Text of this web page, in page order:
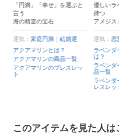
「円満」「幸せ」を運ぶと
言う
海の精霊の宝石
運気：家庭円満 ｜結婚運
アクアマリンとは？
アクアマリンの商品一覧
アクアマリンのブレスレッ
ト
優しいラ
持つ
アメジス
運気：恋
ラベンダ
は？
ラベンダ
品一覧
ラベンダ
レスレッ
このアイテムを見た人